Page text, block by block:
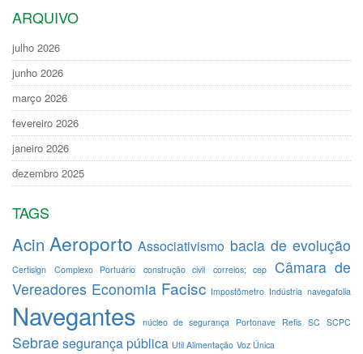
ARQUIVO
julho 2026
junho 2026
março 2026
fevereiro 2026
janeiro 2026
dezembro 2025
TAGS
Acin Aeroporto Associativismo bacia de evolução
Certisign Complexo Portuário construção civil correios; cep
Câmara de
Vereadores Economia Facisc Impostômetro Indústria navegafolia
Navegantes núcleo de segurança Portonave Refis SC SCPC
Sebrae segurança pública Util Alimentação Voz Única